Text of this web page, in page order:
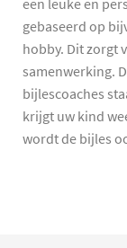
een leuke en
gebaseerd op
hobby. Dit zorgt
samenwerking.
bijlescoaches
krijgt uw kind
wordt de bijles